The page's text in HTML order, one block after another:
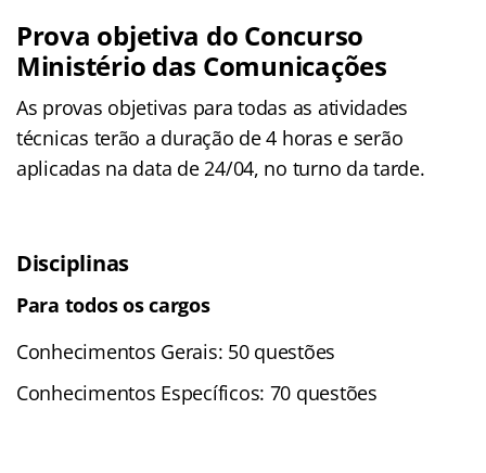
Prova objetiva do Concurso
Ministério das Comunicações
As provas objetivas para todas as atividades
técnicas terão a duração de 4 horas e serão
aplicadas na data de 24/04, no turno da tarde.
Disciplinas
Para todos os cargos
Conhecimentos Gerais: 50 questões
Conhecimentos Específicos: 70 questões